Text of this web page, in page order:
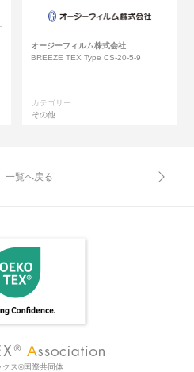
オージーフィルム株式会社
BREEZE TEX Type CS-20-5-9
カテゴリー
その他
一覧へ戻る
クス®国際共同体